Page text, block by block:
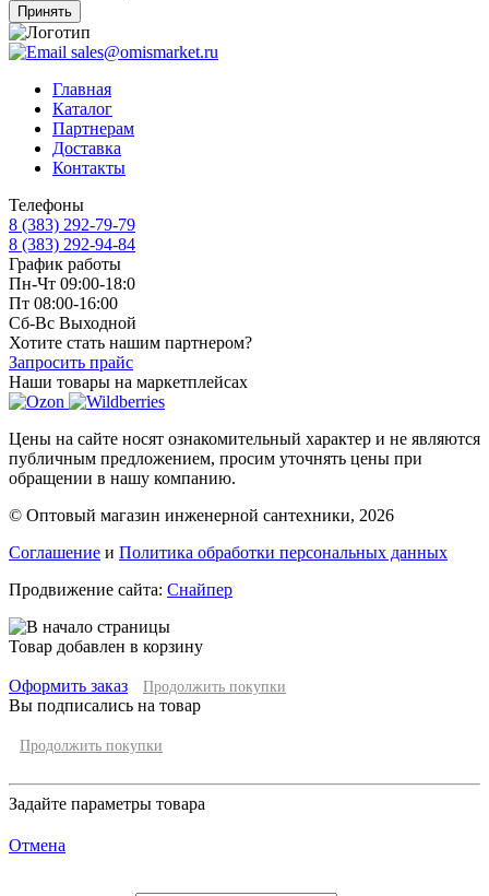
Принять
sales@omismarket.ru
Главная
Каталог
Партнерам
Доставка
Контакты
Телефоны
8 (383) 292-79-79
8 (383) 292-94-84
График работы
Пн-Чт 09:00-18:0
Пт 08:00-16:00
Сб-Вс Выходной
Хотите стать нашим партнером?
Запросить прайс
Наши товары на маркетплейсах
Цены на сайте носят ознакомительный характер и не являются
публичным предложением, просим уточнять цены при
обращении в нашу компанию.
© Оптовый магазин инженерной сантехники, 2026
Соглашение и Политика обработки персональных данных
Продвижение сайта: Снайпер
Товар добавлен в корзину
Оформить заказ Продолжить покупки
Вы подписались на товар
Продолжить покупки
Задайте параметры товара
Отмена